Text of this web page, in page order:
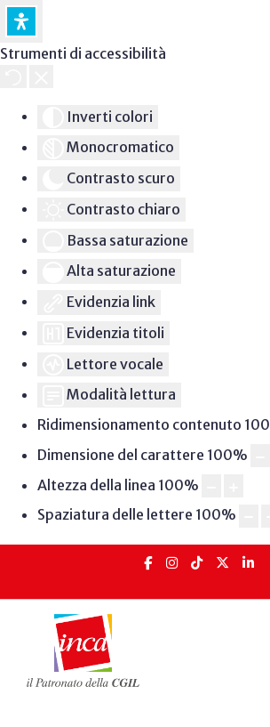
Strumenti di accessibilità
Inverti colori
Monocromatico
Contrasto scuro
Contrasto chiaro
Bassa saturazione
Alta saturazione
Evidenzia link
Evidenzia titoli
Lettore vocale
Modalità lettura
Ridimensionamento contenuto 100
Dimensione del carattere 100%
Altezza della linea 100%
Spaziatura delle lettere 100%